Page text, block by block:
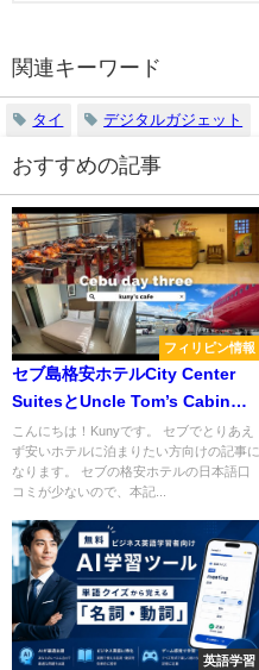
関連キーワード
タイ デジタルガジェット
おすすめの記事
フィリピン情報
セブ島格安ホテルCity Center
SuitesとUncle Tom’s Cabin
Hotelのレビュー
こんにちは！Kunyです。 セブでとりあえ
ず安いホテルに泊まりたい方向けの記事に
なります。 セブの格安ホテルの日本語口
コミが少ないので、本記...
英語学習